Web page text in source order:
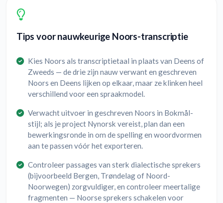
Tips voor nauwkeurige Noors-transcriptie
Kies Noors als transcriptietaal in plaats van Deens of
Zweeds — de drie zijn nauw verwant en geschreven
Noors en Deens lijken op elkaar, maar ze klinken heel
verschillend voor een spraakmodel.
Verwacht uitvoer in geschreven Noors in Bokmål-
stijl; als je project Nynorsk vereist, plan dan een
bewerkingsronde in om de spelling en woordvormen
aan te passen vóór het exporteren.
Controleer passages van sterk dialectische sprekers
(bijvoorbeeld Bergen, Trøndelag of Noord-
Noorwegen) zorgvuldiger, en controleer meertalige
fragmenten — Noorse sprekers schakelen voor